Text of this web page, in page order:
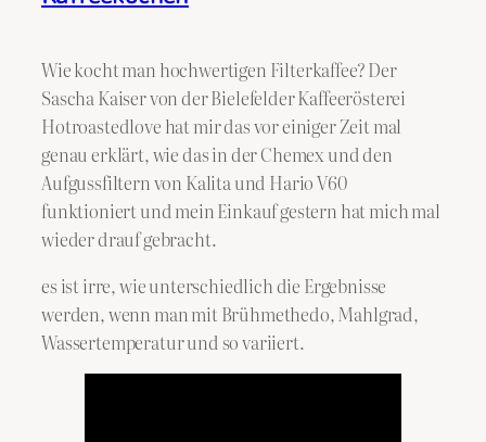
Wie kocht man hochwertigen Filterkaffee? Der
Sascha Kaiser von der Bielefelder Kaffeerösterei
Hotroastedlove hat mir das vor einiger Zeit mal
genau erklärt, wie das in der Chemex und den
Aufgussfiltern von Kalita und Hario V60
funktioniert und mein Einkauf gestern hat mich mal
wieder drauf gebracht.
es ist irre, wie unterschiedlich die Ergebnisse
werden, wenn man mit Brühmethedo, Mahlgrad,
Wassertemperatur und so variiert.